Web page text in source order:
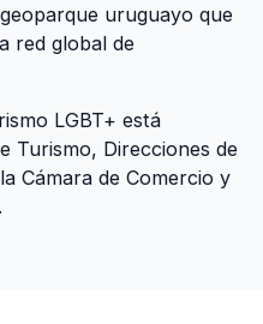
uruguayo que
red global de
LGBT+ está
Turismo, Direcciones de
Cámara de Comercio y